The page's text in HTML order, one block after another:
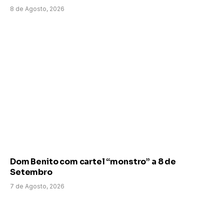
8 de Agosto, 2026
Dom Benito com cartel “monstro” a 8 de
Setembro
7 de Agosto, 2026